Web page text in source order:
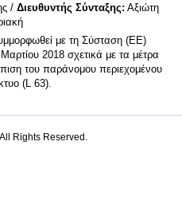
/ Διευθυντής Σύνταξης: Αξιώτη
με τη Σύσταση (ΕΕ)
2018 σχετικά με τα μέτρα
του παράνομου περιεχομένου
(L 63).
Rights Reserved.